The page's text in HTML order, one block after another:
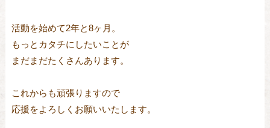
活動を始めて2年と8ヶ月。
もっとカタチにしたいことが
まだまだたくさんあります。
これからも頑張りますので
応援をよろしくお願いいたします。